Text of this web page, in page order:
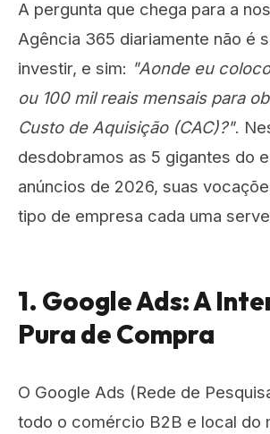
A pergunta que chega para a
Agência 365 diariamente não é
investir, e sim: "Aonde eu
ou 100 mil reais mensais para
Custo de Aquisição (CAC)?".
desdobramos as 5 gigantes do
anúncios de 2026, suas
tipo de empresa cada uma
1. Google Ads: A
Pura de Compra
O Google Ads (Rede de
todo o comércio B2B e local do